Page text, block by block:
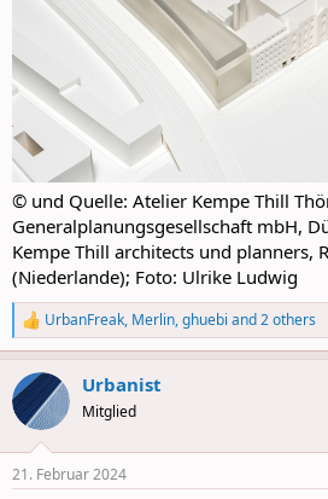
© und Quelle: Atelier Kempe Thill
Generalplanungsgesellschaft mbH,
Kempe Thill architects und planners,
(Niederlande); Foto: Ulrike Ludwig
R
e
a
c
t
i
s
UrbanFreak, Merlin,ghuebi and 2 others
Urbanist
Mitglied
21. Februar 2024